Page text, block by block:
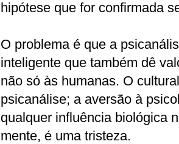
hipótese que for confirmada
O problema é que a
inteligente que também dê
não só às humanas. O
psicanálise; a aversão à
qualquer influência biológica
mente, é uma tristeza.